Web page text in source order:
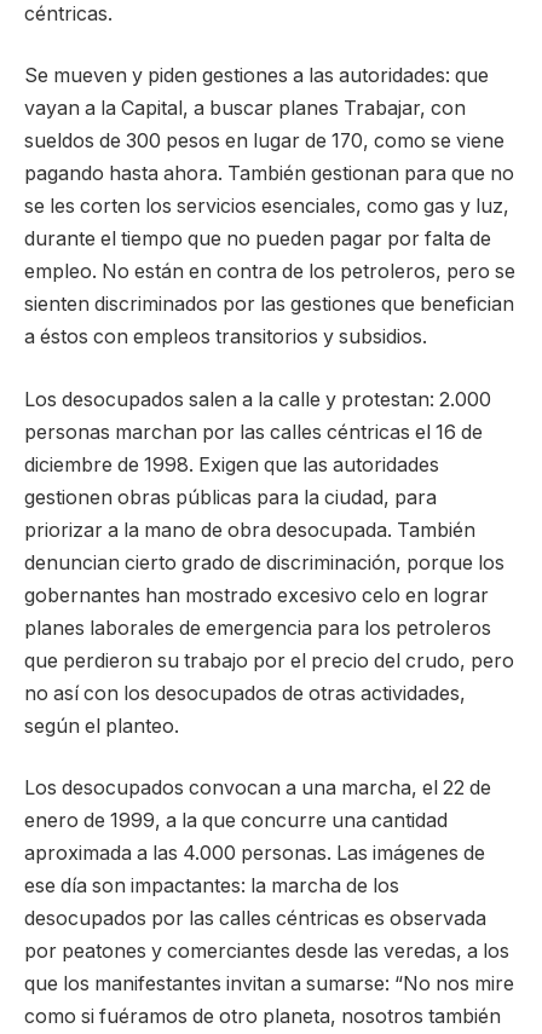
céntricas.
Se mueven y piden gestiones a las autoridades: que
vayan a la Capital, a buscar planes Trabajar, con
sueldos de 300 pesos en lugar de 170, como se viene
pagando hasta ahora. También gestionan para que no
se les corten los servicios esenciales, como gas y luz,
durante el tiempo que no pueden pagar por falta de
empleo. No están en contra de los petroleros, pero se
sienten discriminados por las gestiones que benefician
a éstos con empleos transitorios y subsidios.
Los desocupados salen a la calle y protestan: 2.000
personas marchan por las calles céntricas el 16 de
diciembre de 1998. Exigen que las autoridades
gestionen obras públicas para la ciudad, para
priorizar a la mano de obra desocupada. También
denuncian cierto grado de discriminación, porque los
gobernantes han mostrado excesivo celo en lograr
planes laborales de emergencia para los petroleros
que perdieron su trabajo por el precio del crudo, pero
no así con los desocupados de otras actividades,
según el planteo.
Los desocupados convocan a una marcha, el 22 de
enero de 1999, a la que concurre una cantidad
aproximada a las 4.000 personas. Las imágenes de
ese día son impactantes: la marcha de los
desocupados por las calles céntricas es observada
por peatones y comerciantes desde las veredas, a los
que los manifestantes invitan a sumarse: “No nos mire
como si fuéramos de otro planeta, nosotros también